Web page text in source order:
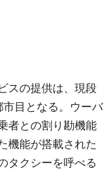
スの提供は、現段
目となる。ウーバ
者との割り勘機能
機能が搭載された
タクシーを呼べる